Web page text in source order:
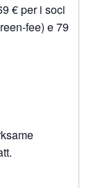
€ per i soci
fee) e 79